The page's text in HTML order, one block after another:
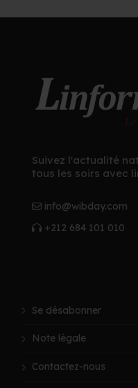
Suivez l'actualité
tous les soirs avec
info@wibday.com
+212 684 101 010
Se désabonner
Note légale
Contactez-nous